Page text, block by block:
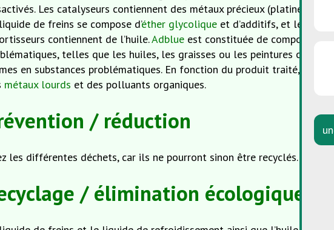
Les catalyseurs contiennent des métaux précieux (platine,
de freins se compose d’éther glycolique et d’additifs, et le
contiennent de l’huile.Adblue est constituée de composés
telles que les huiles, les graisses ou les peintures ou qui
en substances problématiques. En fonction du produit traité, les
métaux lourds et des polluants organiques.
/ réduction
les différentes déchets, car ils ne pourront sinon être recyclés.
/ élimination écologique